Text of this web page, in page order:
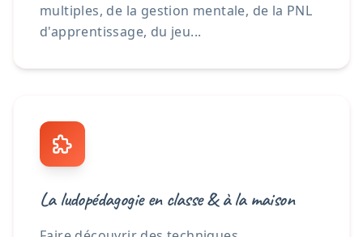
multiples, de la gestion mentale, de la PNL
d'apprentissage, du jeu...
La ludopédagogie en classe & à la maison